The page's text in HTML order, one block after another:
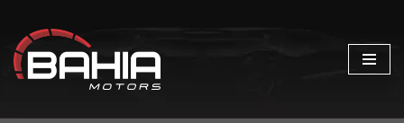
Pular
para